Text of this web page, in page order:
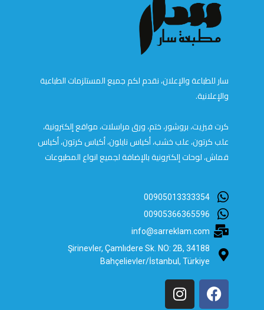
سار للطباعة والإعلان، نقدم لكم جميع المستلزمات الطباعية
والإعلانية.
كرت فيزيت، بروشور، ختم، ورق مراسلات، مواقع إلكترونية،
علب كرتون، علب خشب، أكياس نايلون، أكياس كرتون، أكياس
قماش، لوحات إلكترونية بالإضافة لجميع انواع المطبوعات
00905013333354
00905366365596
info@sarreklam.com
Şirinevler, Çamlıdere Sk. NO: 2B, 34188
Bahçelievler/İstanbul, Türkiye